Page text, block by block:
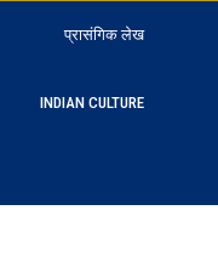
प्रासंगिक लेख
INDIAN CULTURE